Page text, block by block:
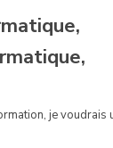
je voudrais